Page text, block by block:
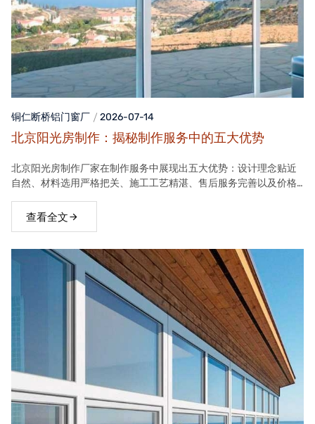
铜仁断桥铝门窗厂 2026-07-14
北京阳光房制作：揭秘制作服务中的五大优势
北京阳光房制作厂家在制作服务中展现出五大优势：设计理念贴近
自然、材料选用严格把关、施工工艺精湛、售后服务完善以及价格
查看全文